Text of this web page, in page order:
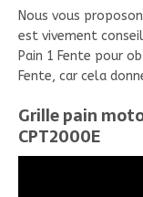
Nous vous
est vivement
Pain 1 Fente pour
Fente, car cela
Grille pain
CPT2000E